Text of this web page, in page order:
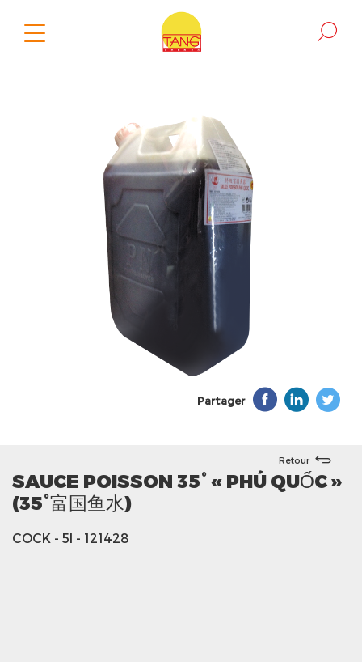
Partager
Retour
SAUCE POISSON 35° « PHÚ QUỐC »
(35°富国鱼水)
COCK - 5l - 121428